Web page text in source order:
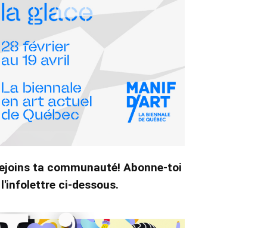
ta communauté! Abonne-toi
ci-dessous.